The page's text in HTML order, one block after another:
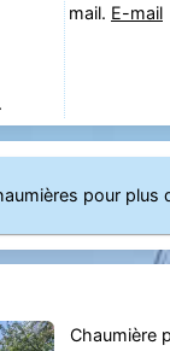
mail. E-mail
pour plus
Chaumière